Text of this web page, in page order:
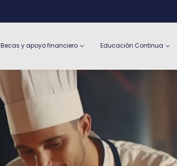
Becas y apoyo financiero Educación Continua